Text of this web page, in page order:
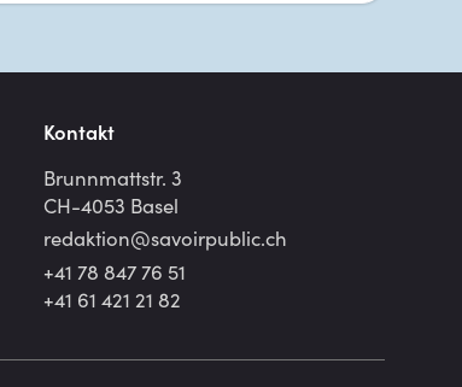
Kontakt
Brunnmattstr. 3
CH-4053 Basel
redaktion@savoirpublic.ch
+41 78 847 76 51
+41 61 421 21 82